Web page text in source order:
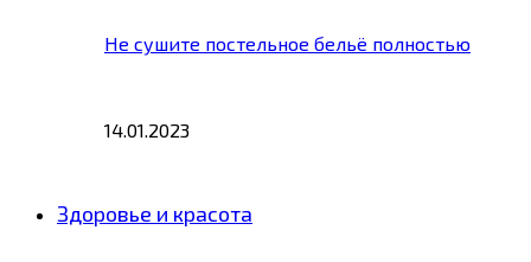
Не сушите постельное бельё полностью
14.01.2023
Здоровье и красота